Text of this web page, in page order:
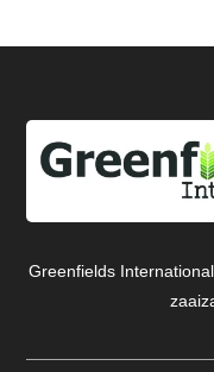
Greenfields